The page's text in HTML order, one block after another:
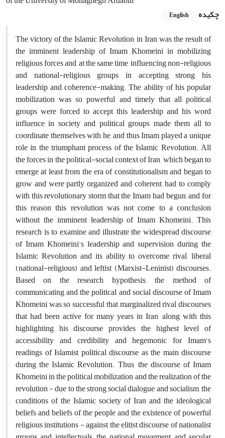
چکیده
English
The victory of the Islamic Revolution in Iran was the result of
the imminent leadership of Imam Khomeini in mobilizing
religious forces and, at the same time, influencing non-religious
and national-religious groups in accepting strong his
leadership and coherence-making. The ability of his popular
mobilization was so powerful and timely that all political
groups were forced to accept this leadership and his word
influence in society and political groups made them all to
coordinate themselves with he, and thus Imam played a unique
role in the triumphant process of the Islamic Revolution. All
the forces in the political-social context of Iran, which began to
emerge at least from the era of constitutionalism and began to
grow and were partly organized and coherent, had to comply
with this revolutionary storm that the Imam had begun, and for
this reason this revolution was not come to a conclusion
without the imminent leadership of Imam Khomeini. This
research is to examine and illustrate the widespread discourse
of Imam Khomeini's leadership and supervision during the
Islamic Revolution and its ability to overcome rival, liberal
(national-religious) and leftist (Marxist-Leninist) discourses.
Based on the research hypothesis, the method of
communicating and the political and social discourse of Imam
Khomeini was so successful that marginalized rival discourses
that had been active for many years in Iran, along with this
highlighting his discourse provides the highest level of
accessibility and credibility and hegemonic for Imam’s
readings of Islamist political discourse as the main discourse
during the Islamic Revolution. Thus, the discourse of Imam
Khomeini in the political mobilization and the realization of the
revolution - due to the strong social dialogue and socialism, the
conditions of the Islamic society of Iran and the ideological
beliefs and beliefs of the people and the existence of powerful
religious institutions - against the elitist discourse of nationalist